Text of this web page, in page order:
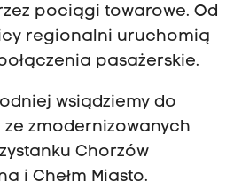
pociągi towarowe. Od
regionalni uruchomią
pasażerskie.
wsiądziemy do
zmodernizowanych
Chorzów
i Chełm Miasto.